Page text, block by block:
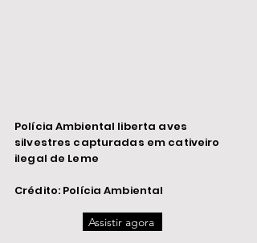
Polícia Ambiental liberta aves
silvestres capturadas em cativeiro
ilegal de Leme
Crédito: Polícia Ambiental
Assistir agora